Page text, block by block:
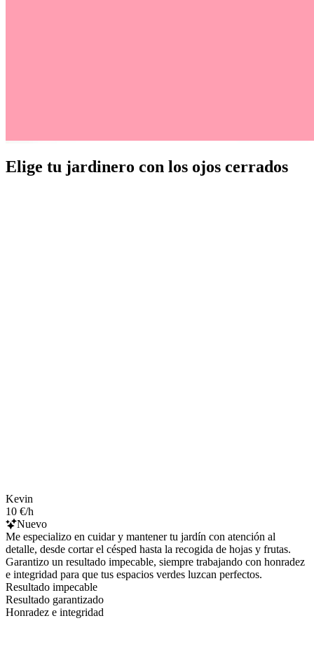
Elige tu jardinero con los ojos cerrados
Kevin
10 €/h
Nuevo
Me especializo en cuidar y mantener tu jardín con atención al
detalle, desde cortar el césped hasta la recogida de hojas y frutas.
Garantizo un resultado impecable, siempre trabajando con honradez
e integridad para que tus espacios verdes luzcan perfectos.
Resultado impecable
Resultado garantizado
Honradez e integridad